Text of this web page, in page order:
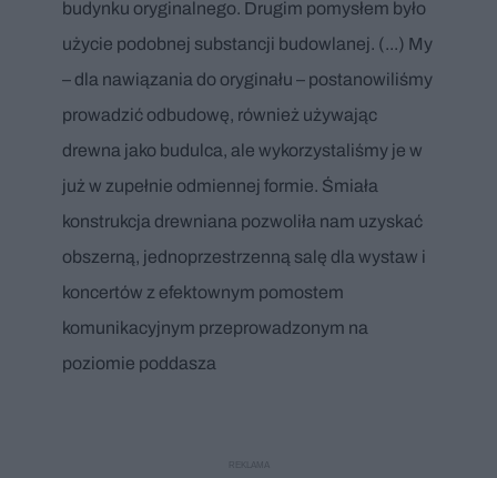
budynku oryginalnego. Drugim pomysłem było
użycie podobnej substancji budowlanej. (...) My
– dla nawiązania do oryginału – postanowiliśmy
prowadzić odbudowę, również używając
drewna jako budulca, ale wykorzystaliśmy je w
już w zupełnie odmiennej formie. Śmiała
konstrukcja drewniana pozwoliła nam uzyskać
obszerną, jednoprzestrzenną salę dla wystaw i
koncertów z efektownym pomostem
komunikacyjnym przeprowadzonym na
poziomie poddasza